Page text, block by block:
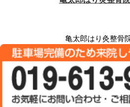
亀太郎はり灸整骨